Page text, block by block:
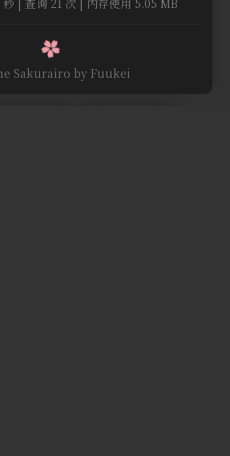
| 查询 21 次 | 内存使用 5.05 MB
Sakurairo by Fuukei